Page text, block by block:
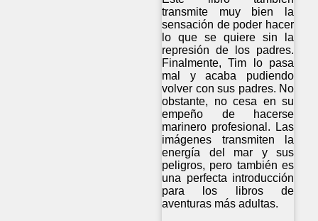
transmite muy bien la
sensación de poder hacer
lo que se quiere sin la
represión de los padres.
Finalmente, Tim lo pasa
mal y acaba pudiendo
volver con sus padres. No
obstante, no cesa en su
empeño de hacerse
marinero profesional. Las
imágenes transmiten la
energía del mar y sus
peligros, pero también es
una perfecta introducción
para los libros de
aventuras más adultas.